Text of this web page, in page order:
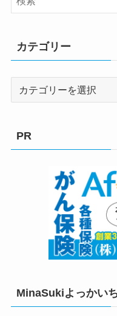
カテゴリー
PR
MinaSukiよっかい